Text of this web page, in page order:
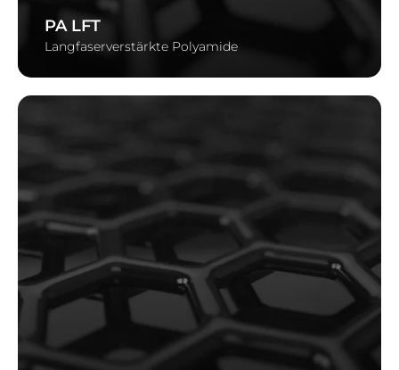
PA LFT
Langfaserverstärkte Polyamide